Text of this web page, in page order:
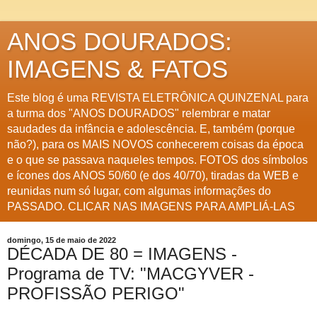
ANOS DOURADOS:
IMAGENS & FATOS
Este blog é uma REVISTA ELETRÔNICA QUINZENAL para
a turma dos "ANOS DOURADOS" relembrar e matar
saudades da infância e adolescência. E, também (porque
não?), para os MAIS NOVOS conhecerem coisas da época
e o que se passava naqueles tempos. FOTOS dos símbolos
e ícones dos ANOS 50/60 (e dos 40/70), tiradas da WEB e
reunidas num só lugar, com algumas informações do
PASSADO. CLICAR NAS IMAGENS PARA AMPLIÁ-LAS
domingo, 15 de maio de 2022
DÉCADA DE 80 = IMAGENS -
Programa de TV: "MACGYVER -
PROFISSÃO PERIGO"